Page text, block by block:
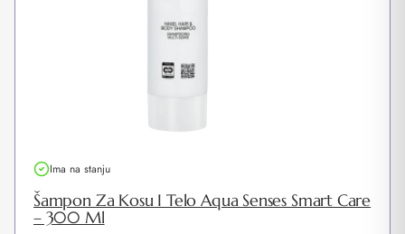
Ima na stanju
Šampon Za Kosu I Telo Aqua Senses Smart Care
– 300 Ml